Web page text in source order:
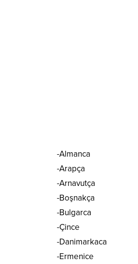
-Almanca
-Arapça
-Arnavutça
-Boşnakça
-Bulgarca
-Çince
-Danimarkaca
-Ermenice